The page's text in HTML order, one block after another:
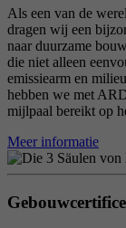
Als een van de
dragen wij een
naar duurzame
die niet alleen
emissiearm en
hebben we met
mijlpaal bereikt op
Meer informatie